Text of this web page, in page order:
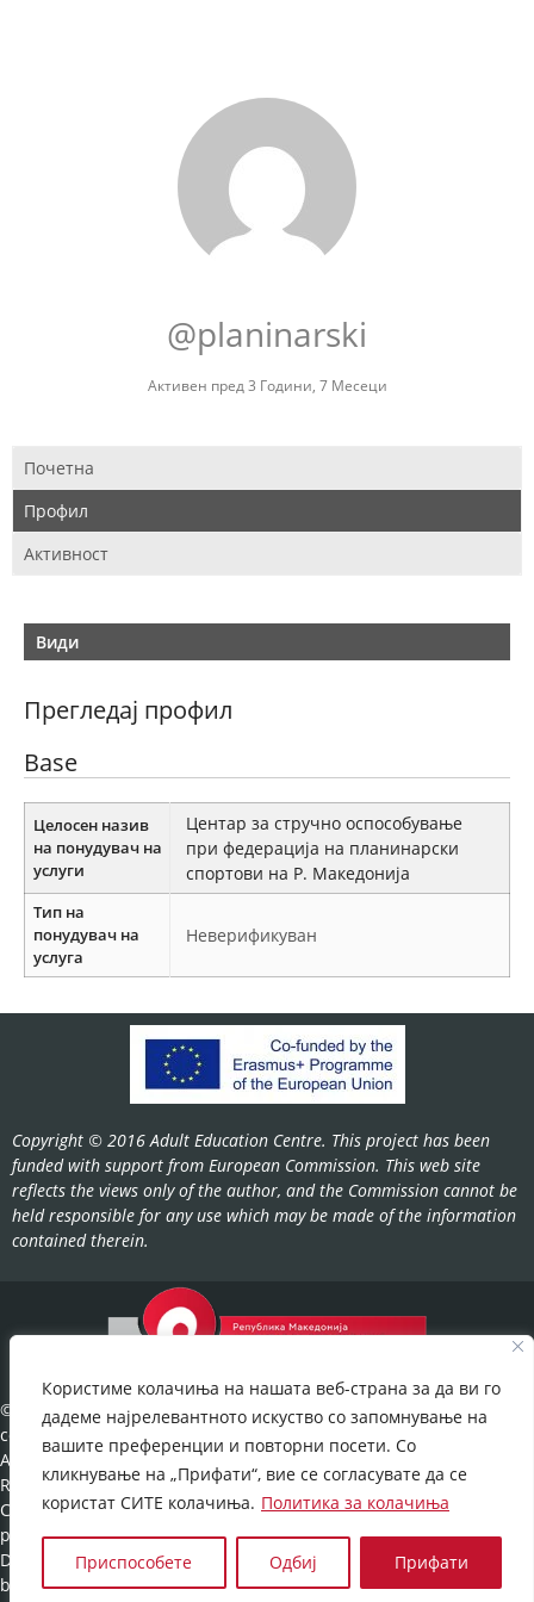
Користиме колачиња на нашата веб-страна за да ви го
дадеме најрелевантното искуство со запомнување на
вашите преференции и повторни посети. Со
кликнување на „Прифати“, вие се согласувате да се
користат СИТЕ колачиња. Политика за колачиња
Приспособете Одбиј Прифати
@planinarski
Активен пред 3 Години, 7 Месеци
Почетна
Профил
Активност
Види
Прегледај профил
Base
Целосен назив
на понудувач на
услуги
Центар за стручно оспособување
при федерација на планинарски
спортови на Р. Македонија
Тип на
понудувач на
услуга
Неверификуван
Copyright © 2016 Adult Education Centre. This project has been
funded with support from European Commission. This web site
reflects the views only of the author, and the Commission cannot be
held responsible for any use which may be made of the information
contained therein.
©2022-
cov.gov.mk.
All Rights
Reserved.
Cookies
policy©
Developed
by:
UNET